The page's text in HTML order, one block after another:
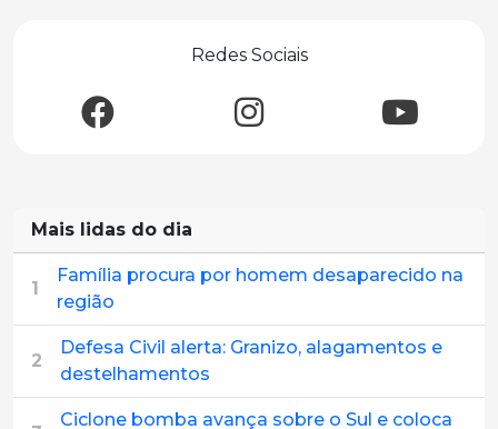
Redes Sociais
Mais lidas do dia
1
Família procura por homem desaparecido na
região
2
Defesa Civil alerta: Granizo, alagamentos e
destelhamentos
Ciclone bomba avança sobre o Sul e coloca